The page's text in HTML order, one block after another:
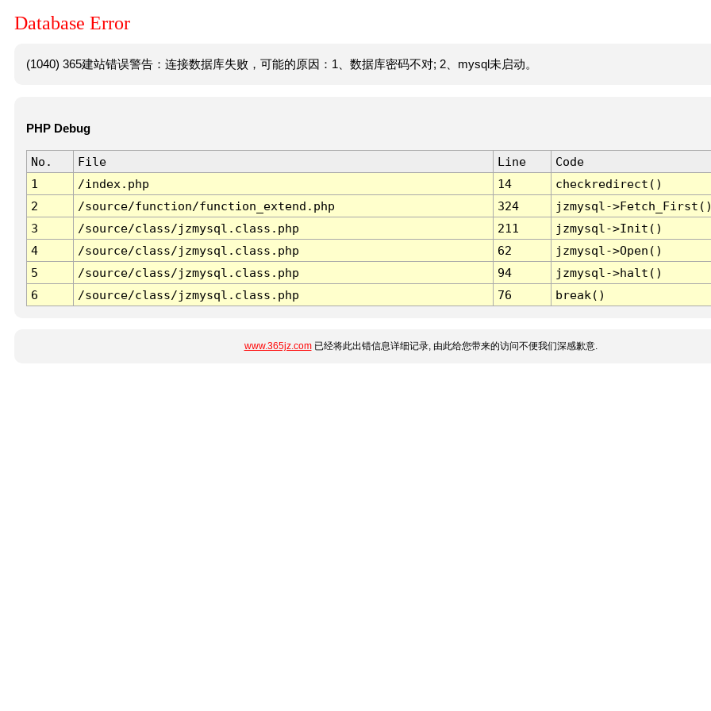
Database Error
(1040) 365建站错误警告：连接数据库失败，可能的原因：1、数据库密码不对; 2、mysql未启动。
PHP Debug
No. File Line
Code
1
/index.php 14
checkredirect()
2
/source/function/function_extend.php 324
jzmysql-
3
/source/class/jzmysql.class.php 211
jzmysql->Init()
4
/source/class/jzmysql.class.php 62
jzmysql->Open()
5
/source/class/jzmysql.class.php 94
jzmysql->halt()
6
/source/class/jzmysql.class.php 76 break()
www.365jz.com已经将此出错信息详细记录, 由此给您带来的访问不便我们深感歉意.